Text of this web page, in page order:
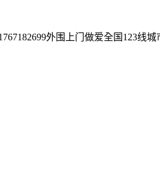
外围上门做爱全国123线城